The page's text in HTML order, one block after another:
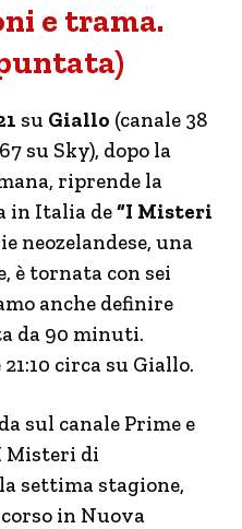
e trama.
su Giallo (canale 38
su Sky), dopo la
riprende la
in Italia de“I Misteri
neozelandese, una
è tornata con sei
anche definire
da 90 minuti.
circa su Giallo.
sul canale Prime e
Misteri di
settima stagione,
in Nuova